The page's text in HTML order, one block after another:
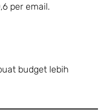
per email.
budget lebih